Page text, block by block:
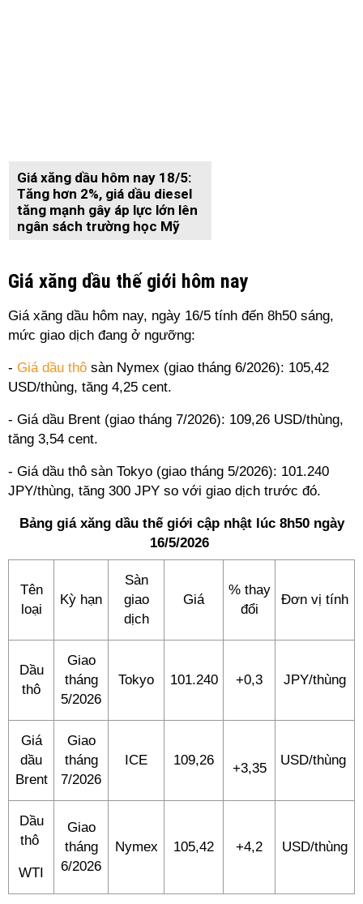
Giá xăng dầu hôm nay 18/5:
Tăng hơn 2%, giá dầu diesel
tăng mạnh gây áp lực lớn lên
ngân sách trường học Mỹ
Giá xăng dầu thế giới hôm nay
Giá xăng dầu hôm nay, ngày 16/5 tính đến 8h50 sáng,
mức giao dịch đang ở ngưỡng:
- Giá dầu thô sàn Nymex (giao tháng 6/2026): 105,42
USD/thùng, tăng 4,25 cent.
- Giá dầu Brent (giao tháng 7/2026): 109,26 USD/thùng,
tăng 3,54 cent.
- Giá dầu thô sàn Tokyo (giao tháng 5/2026): 101.240
JPY/thùng, tăng 300 JPY so với giao dịch trước đó.
Bảng giá xăng dầu thế giới cập nhật lúc 8h50 ngày
16/5/2026
Tên
loại
Kỳ hạn
Sàn
giao
dịch
Giá
% thay
đổi
Đơn vị tính
Dầu
thô
Giao
tháng
5/2026
Tokyo 101.240 +0,3 JPY/thùng
Giá
dầu
Brent
Giao
tháng
7/2026
ICE 109,26
+3,35
USD/thùng
Dầu
thô
WTI
Giao
tháng
6/2026
Nymex 105,42 +4,2 USD/thùng